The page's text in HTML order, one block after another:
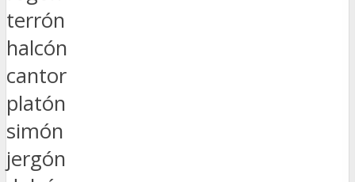
terrón
halcón
cantor
platón
simón
jergón